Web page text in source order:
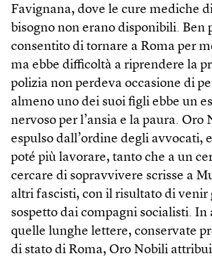
Favignana, dove le cure mediche
bisogno non erano disponibili. Ben
consentito di tornare a Roma per
ma ebbe difficoltà a riprendere la
polizia non perdeva occasione di
almeno uno dei suoi figli ebbe un
nervoso per l’ansia e la paura. Oro
espulso dall’ordine degli avvocati,
poté più lavorare, tanto che a un
cercare di sopravvivere scrisse a
altri fascisti, con il risultato di venir
sospetto dai compagni socialisti. In
quelle lunghe lettere, conservate
di stato di Roma, Oro Nobili